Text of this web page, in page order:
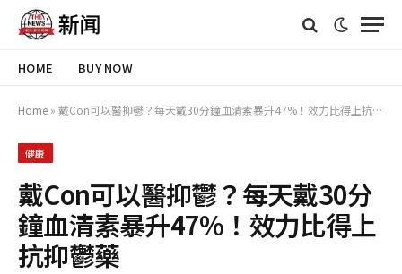
HOME BUY NOW
Home » 戴Con可以醫抑鬱？每天戴30分鐘血清素暴升47%！效力比得上抗抑鬱藥
健康
戴Con可以醫抑鬱？每天戴30分
鐘血清素暴升47%！效力比得上
抗抑鬱藥